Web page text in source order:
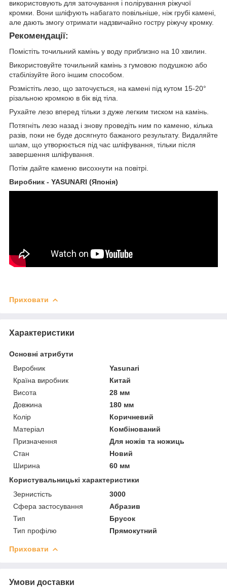
використовують для заточування і полірування ріжучої
кромки. Вони шліфують набагато повільніше, ніж грубі камені,
але дають змогу отримати надзвичайно гостру ріжучу кромку.
Рекомендації:
Помістіть точильний камінь у воду приблизно на 10 хвилин.
Використовуйте точильний камінь з гумовою подушкою або
стабілізуйте його іншим способом.
Розмістіть лезо, що заточується, на камені під кутом 15-20°
різальною кромкою в бік від тіла.
Рухайте лезо вперед тільки з дуже легким тиском на камінь.
Потягніть лезо назад і знову проведіть ним по каменю, кілька
разів, поки не буде досягнуто бажаного результату. Видаляйте
шлам, що утворюється під час шліфування, тільки після
завершення шліфування.
Потім дайте каменю висохнути на повітрі.
Виробник - YASUNARI (Японія)
Приховати
Характеристики
Основні атрибути
Виробник
Yasunari
Країна виробник
Китай
Висота
28 мм
Довжина
180 мм
Колір
Коричневий
Матеріал
Комбінований
Призначення
Для ножів та ножиць
Стан
Новий
Ширина
60 мм
Користувальницькі характеристики
Зернистість
3000
Сфера застосування
Абразив
Тип
Брусок
Тип профілю
Прямокутний
Приховати
Умови доставки